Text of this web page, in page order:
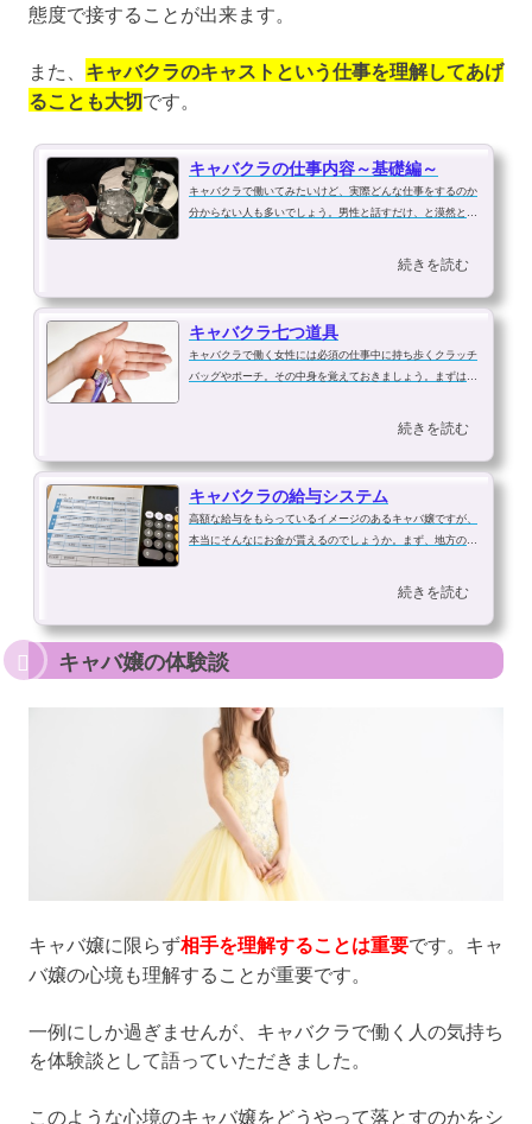
態度で接することが出来ます。
また、 キャバクラのキャストという仕事を理解してあげ
ることも大切です。
キャバクラの仕事内容～基礎編～
キャバクラで働いてみたいけど、実際どんな仕事をするのか
分からない人も多いでしょう。男性と話すだけ、と漠然と考
い決まりが色々あります。まず、お客さんが入るまでは待機
続きを読む
キャバクラ七つ道具
キャバクラで働く女性には必須の仕事中に持ち歩くクラッチ
バッグやポーチ。その中身を覚えておきましょう。まずは
のを防ぐため、そして、お客さんのグラスの水滴を拭くため
続きを読む
キャバクラの給与システム
高額な給与をもらっているイメージのあるキャバ嬢ですが、
本当にそんなにお金が貰えるのでしょうか。まず、地方の店
して厳しい事ですが店側の判断で１８００円という２０００
続きを読む
キャバ嬢の体験談
キャバ嬢に限らず相手を理解することは重要です。キャ
バ嬢の心境も理解することが重要です。
一例にしか過ぎませんが、キャバクラで働く人の気持ち
を体験談として語っていただきました。
このような心境のキャバ嬢をどうやって落とすのかをシ